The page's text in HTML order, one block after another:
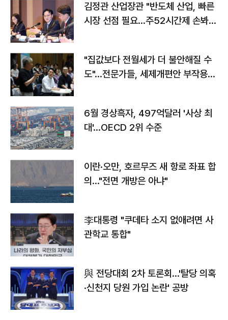
김정관 산업장관 "반도체 산업, 빠른
시장 선점 필요…주52시간제 손봐
"집값보다 전월세가 더 불안해질 수
도"…전문가들, 세제개편안 부작용
6월 경상흑자, 497억달러 '사상 최
대'…OECD 2위 수준
이란·오만, 호르무즈 새 항로 좌표 합
의…"전면 개방은 아냐"
李대통령 "쿠데타 소지 없애려면 사
관학교 통합"
與 전당대회 2차 토론회…'탈당 의혹
·신천지 당원 가입 논란' 공방